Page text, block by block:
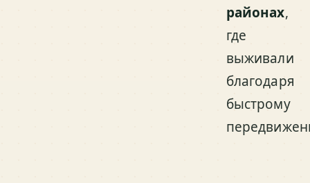
районах,
где
выживали
благодаря
быстрому